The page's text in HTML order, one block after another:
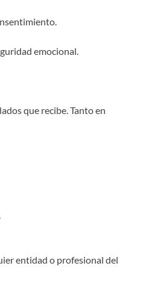
emocional.
que recibe. Tanto en
entidad o profesional del